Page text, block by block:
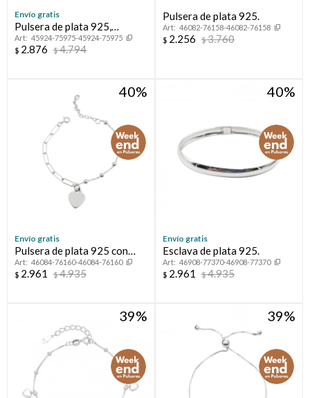
Envío gratis
Pulsera de plata 925,
multihilos.
45924-75975-45924-75975
$ 2.876 $4.794
Pulsera de plata 925.
46082-76158-46082-76158
$ 2.256 $3.760
40
Envío gratis
Pulsera de plata 925 con
circonia y corazón.
46084-76160-46084-76160
$ 2.961 $4.935
40
Envío gratis
Esclava de plata 925.
46908-77370-46908-77370
$ 2.961 $4.935
39 39